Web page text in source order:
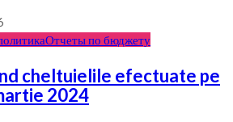
Отчеты по бюджету
cheltuielile efectuate pe
2024